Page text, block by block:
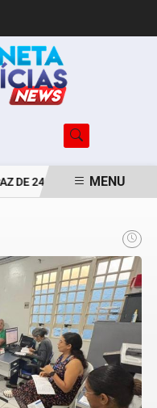
DE 24 ANOS É MENU